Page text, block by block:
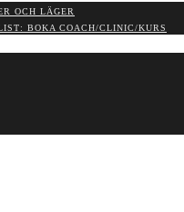
OCH LÄGER
BOKA COACH/CLINIC/KURS